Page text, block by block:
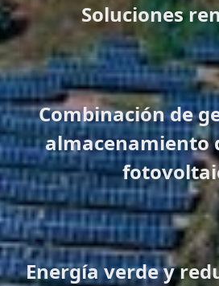
Soluciones
Combinación de
almacenamiento
Energía verde y